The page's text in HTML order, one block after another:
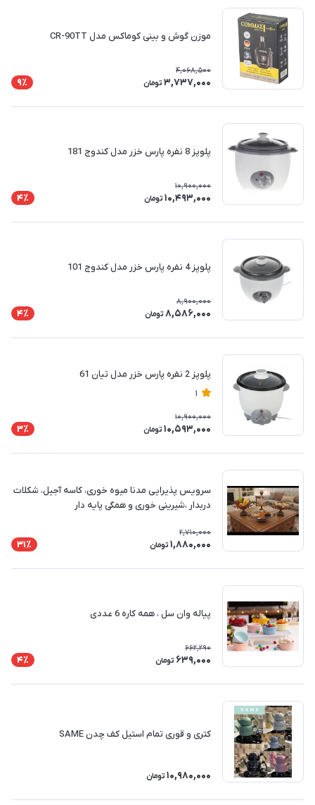
موزن گوش و بینی کوماکس مدل CR-90TT
4,068,500
3,737,000 تومان 9٪
پلوپز 8 نفره پارس خزر مدل کندوج 181
10,900,000
10,493,000 تومان 4٪
پلوپز 4 نفره پارس خزر مدل کندوج 101
8,900,000
8,586,000 تومان 4٪
پلوپز 2 نفره پارس خزر مدل تیان 61
1
10,900,000
10,593,000 تومان 3٪
سرویس پذیرایی مدنا میوه خوری، کاسه آجیل، شکلات
دربدار ،شیرینی خوری و همگی پایه دار
2,710,000
1,880,000 تومان 31٪
پیاله وان سل ، همه کاره 6 عددی
662,290
639,000 تومان 4٪
کتری و قوری تمام استیل کف چدن SAME
10,980,000 تومان